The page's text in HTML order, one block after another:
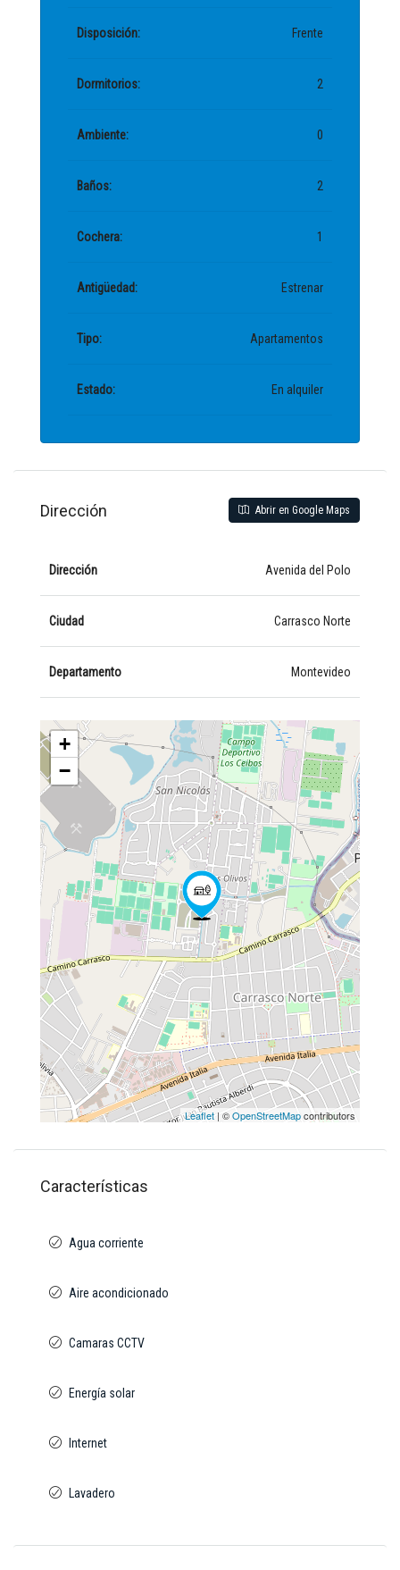
Disposición: Frente
Dormitorios: 2
Ambiente: 0
Baños: 2
Cochera: 1
Antigüedad: Estrenar
Tipo: Apartamentos
Estado: En alquiler
Dirección Abrir en Google Maps
Dirección Avenida del Polo
Ciudad Carrasco Norte
Departamento Montevideo
+
−
Leaflet | ©OpenStreetMapcontributors
Características
Agua corriente
Aire acondicionado
Camaras CCTV
Energía solar
Internet
Lavadero